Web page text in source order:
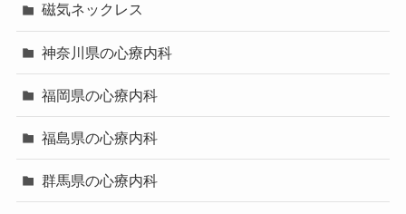
磁気ネックレス
神奈川県の心療内科
福岡県の心療内科
福島県の心療内科
群馬県の心療内科